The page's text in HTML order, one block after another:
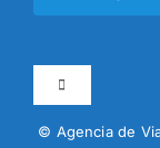
Toggle
Navigation
Programa de
© Agencia de